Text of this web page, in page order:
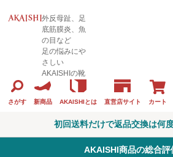
外反母趾、足
底筋膜炎、魚
の目など
足の悩みにや
さしい
AKAISHIの靴
さがす 新商品 AKAISHIとは 直営店サイト カート
初回送料だけで返品交換は何
AKAISHI商品の総合評